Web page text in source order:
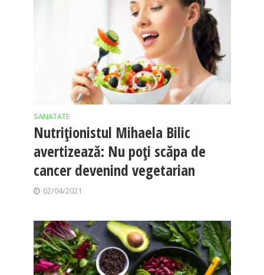
SANATATE
Nutriționistul Mihaela Bilic
avertizează: Nu poți scăpa de
cancer devenind vegetarian
02/04/2021